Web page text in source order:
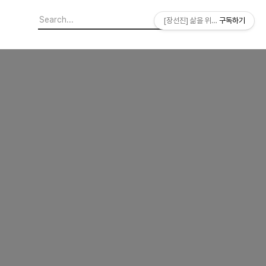
[장선진] 삶을 위한 소프트웨어
구독하기